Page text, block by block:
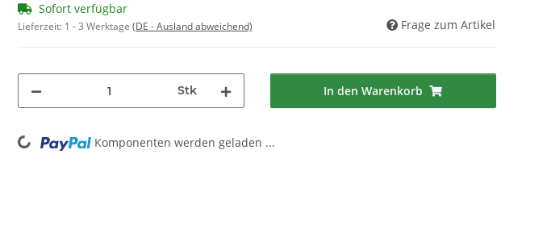
Sofort verfügbar
Lieferzeit: 1 - 3 Werktage (DE - Ausland abweichend) Frage zum Artikel
Stk In den Warenkorb
Loading... Komponenten werden geladen ...